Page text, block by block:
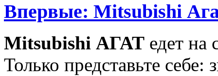
Впервые: Mitsubishi
Mitsubishi АГАТ едет
Только представьте себе: